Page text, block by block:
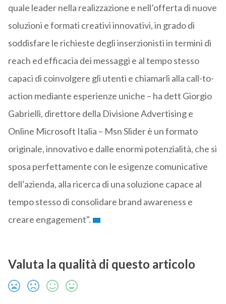
quale leader nella realizzazione e nell’offerta di nuove
soluzioni e formati creativi innovativi, in grado di
soddisfare le richieste degli inserzionisti in termini di
reach ed efficacia dei messaggi e al tempo stesso
capaci di coinvolgere gli utenti e chiamarli alla call-to-
action mediante esperienze uniche – ha dett Giorgio
Gabrielli, direttore della Divisione Advertising e
Online Microsoft Italia – Msn Slider è un formato
originale, innovativo e dalle enormi potenzialità, che si
sposa perfettamente con le esigenze comunicative
dell’azienda, alla ricerca di una soluzione capace al
tempo stesso di consolidare brand awareness e
creare engagement".
Valuta la qualità di questo articolo